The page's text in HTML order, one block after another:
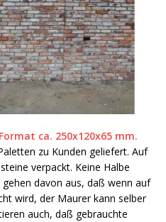
ca. 250x120x65 mm.
zu Kunden geliefert. Auf
verpackt. Keine Halbe
davon aus, daß wenn auf
wird, der Maurer kann selber
auch, daß gebrauchte